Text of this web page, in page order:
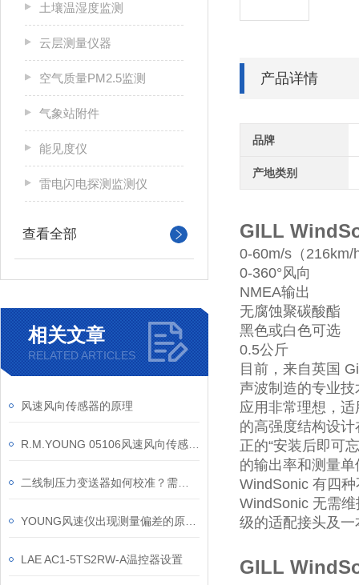
产品详情
品牌
产地类别
GILL
0-60m/s（216km/
0-360°风向
NMEA输出
无腐蚀聚碳酸酯
黑色或白色可选
0.5公斤
目前，来自英国
声波制造的专业
应用非常理想，
的高强度结构设
正的“安装后即可
的输出率和测量
WindSonic 有四
WindSonic 无需
级的适配接头及
GILL
土壤温湿度监测
云层测量仪器
空气质量PM2.5监测
气象站附件
能见度仪
雷电闪电探测监测仪
查看全部
相关文章
RELATED ARTICLES
风速风向传感器的原理
LAE AC1-5TS2RW-A温控器设置